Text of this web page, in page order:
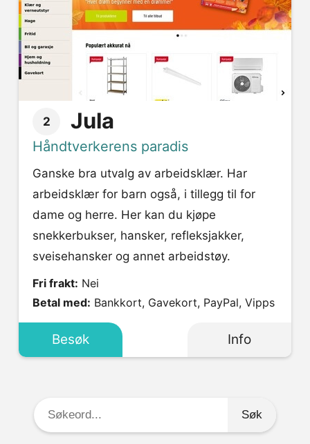
2 Jula
Håndtverkerens paradis
Ganske bra utvalg av arbeidsklær. Har
arbeidsklær for barn også, i tillegg til for
dame og herre. Her kan du kjøpe
snekkerbukser, hansker, refleksjakker,
sveisehansker og annet arbeidstøy.
Fri frakt: Nei
Betal med: Bankkort, Gavekort, PayPal, Vipps
Besøk Info
Søkeord: